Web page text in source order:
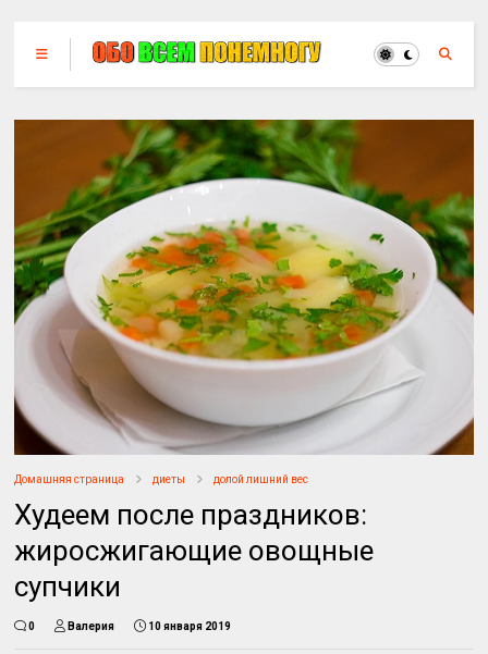
Домашняя страница диеты долой лишний вес
Худеем после праздников:
жиросжигающие овощные
супчики
0 Валерия 10 января 2019